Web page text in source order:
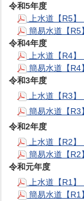
令和5年度
上水道【R5
簡易水道【
令和4年度
上水道【R4
簡易水道【
令和3年度
上水道【R3
簡易水道【
令和2年度
上水道【R2
簡易水道【
令和元年度
上水道【R1
簡易水道【